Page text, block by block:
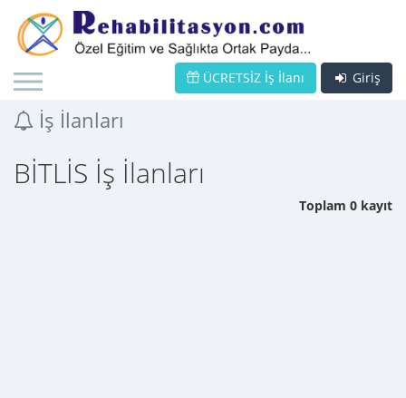
Giriş
ÜCRETSİZ İş İlanı
İş İlanları
BİTLİS İş İlanları
Toplam 0 kayıt